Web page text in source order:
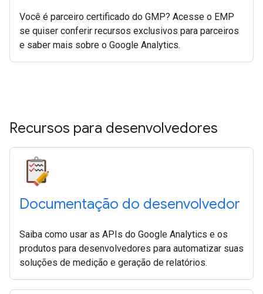
Você é parceiro certificado do GMP? Acesse o EMP
se quiser conferir recursos exclusivos para parceiros
e saber mais sobre o Google Analytics.
Recursos para desenvolvedores
Documentação do desenvolvedor
Saiba como usar as APIs do Google Analytics e os
produtos para desenvolvedores para automatizar suas
soluções de medição e geração de relatórios.